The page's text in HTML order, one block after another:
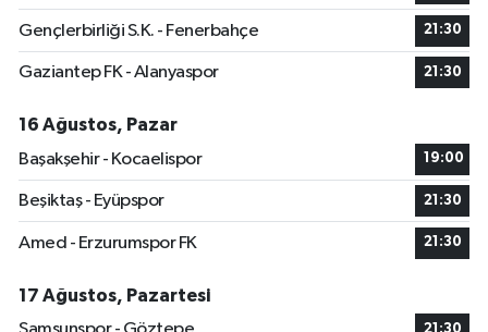
Gençlerbirliği S.K. - Fenerbahçe 21:30
Gaziantep FK - Alanyaspor 21:30
16 Ağustos, Pazar
Başakşehir - Kocaelispor
19:00
Beşiktaş - Eyüpspor 21:30
Amed - Erzurumspor FK 21:30
17 Ağustos, Pazartesi
21:30